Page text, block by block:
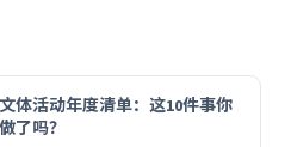
文体活动年度清单：这10件事你
做了吗？